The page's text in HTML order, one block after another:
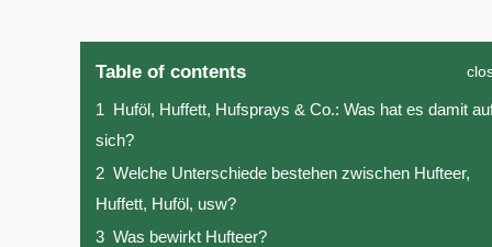
Table of contents
1 Huföl, Huffett, Hufsprays & Co.: Was hat es damit
sich?
2 Welche Unterschiede bestehen zwischen Hufteer,
Huffett, Huföl, usw?
3 Was bewirkt Hufteer?